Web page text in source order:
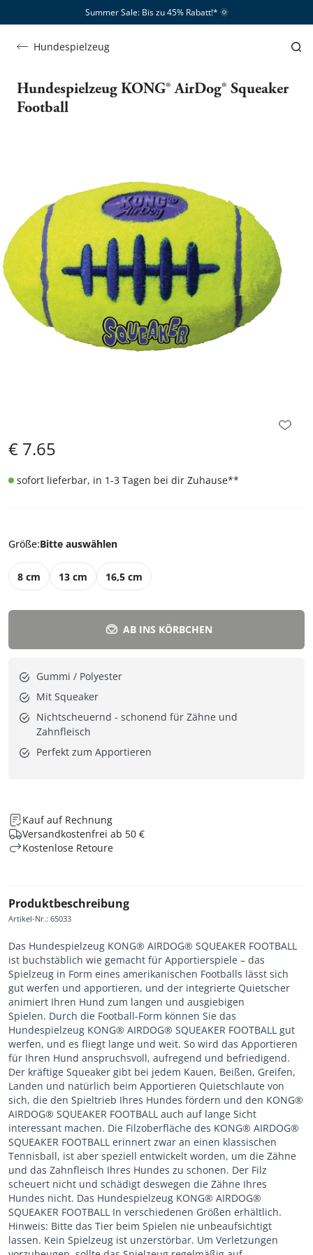
Summer Sale: Bis zu 45% Rabatt!*​ 🌞
Hundespielzeug
Hundespielzeug KONG® AirDog® Squeaker
Football
€ 7.65
sofort lieferbar, in 1-3 Tagen bei dir Zuhause**
Größe:Bitte auswählen
8 cm 13 cm 16,5 cm
AB INS KÖRBCHEN
Gummi / Polyester
Mit Squeaker
Nichtscheuernd - schonend für Zähne und
Zahnfleisch
Perfekt zum Apportieren
Kauf auf Rechnung
Versandkostenfrei ab 50 €
Kostenlose Retoure
Produktbeschreibung
Artikel-Nr.: 65033
Das Hundespielzeug KONG® AIRDOG® SQUEAKER FOOTBALL
ist buchstäblich wie gemacht für Apportierspiele – das
Spielzeug in Form eines amerikanischen Footballs lässt sich
gut werfen und apportieren, und der integrierte Quietscher
animiert Ihren Hund zum langen und ausgiebigen
Spielen. Durch die Football-Form können Sie das
Hundespielzeug KONG® AIRDOG® SQUEAKER FOOTBALL gut
werfen, und es fliegt lange und weit. So wird das Apportieren
für Ihren Hund anspruchsvoll, aufregend und befriedigend.
Der kräftige Squeaker gibt bei jedem Kauen, Beißen, Greifen,
Landen und natürlich beim Apportieren Quietschlaute von
sich, die den Spieltrieb Ihres Hundes fördern und den KONG®
AIRDOG® SQUEAKER FOOTBALL auch auf lange Sicht
interessant machen. Die Filzoberfläche des KONG® AIRDOG®
SQUEAKER FOOTBALL erinnert zwar an einen klassischen
Tennisball, ist aber speziell entwickelt worden, um die Zähne
und das Zahnfleisch Ihres Hundes zu schonen. Der Filz
scheuert nicht und schädigt deswegen die Zähne Ihres
Hundes nicht. Das Hundespielzeug KONG® AIRDOG®
SQUEAKER FOOTBALL In verschiedenen Größen erhältlich.
Hinweis: Bitte das Tier beim Spielen nie unbeaufsichtigt
lassen. Kein Spielzeug ist unzerstörbar. Um Verletzungen